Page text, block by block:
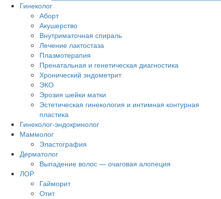
Гинеколог
Аборт
Акушерство
Внутриматочная спираль
Лечение лактостаза
Плазмотерапия
Пренатальная и генетическая диагностика
Хронический эндометрит
ЭКО
Эрозия шейки матки
Эстетическая гинекология и интимная контурная
пластика
Гинеколог-эндокринолог
Маммолог
Эластография
Дерматолог
Выпадение волос — очаговая алопеция
ЛОР
Гайморит
Отит